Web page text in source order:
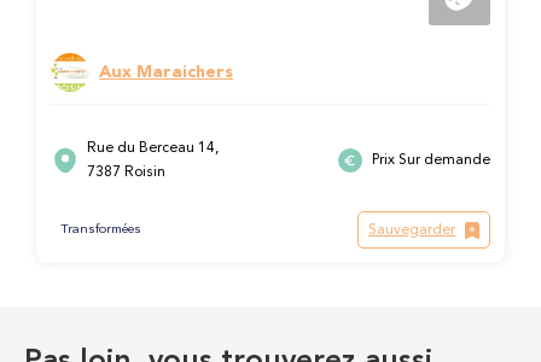
Aux Maraichers
Rue du Berceau 14,
7387 Roisin
Prix Sur demande
Transformées Sauvegarder